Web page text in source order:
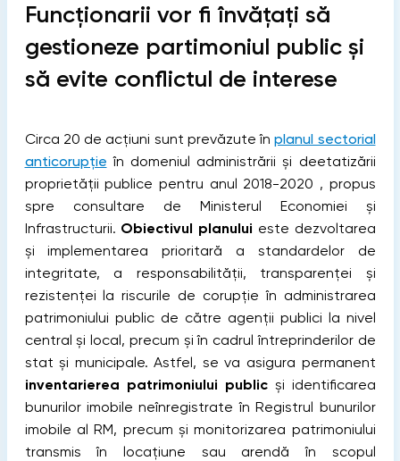
Funcţionarii vor fi învăţaţi să
gestioneze partimoniul public şi
să evite conflictul de interese
Circa 20 de acțiuni sunt prevăzute înplanul sectorial
anticorupţie în domeniul administrării şi deetatizării
proprietăţii publice pentru anul 2018-2020 , propus
spre consultare de Ministerul Economiei și
Infrastructurii. Obiectivul planului este dezvoltarea
și implementarea prioritară a standardelor de
integritate, a responsabilităţii, transparenţei şi
rezistenţei la riscurile de corupţie în administrarea
patrimoniului public de către agenții publici la nivel
central și local, precum și în cadrul întreprinderilor de
stat și municipale. Astfel, se va asigura permanent
inventarierea patrimoniului publicși identificarea
bunurilor imobile neînregistrate în Registrul bunurilor
imobile al RM, precum și monitorizarea patrimoniului
transmis în locaţiune sau arendă în scopul